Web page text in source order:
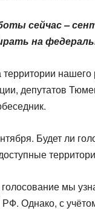
сейчас –
на
депутатов
Будет ли
мы
РФ. Однако, с